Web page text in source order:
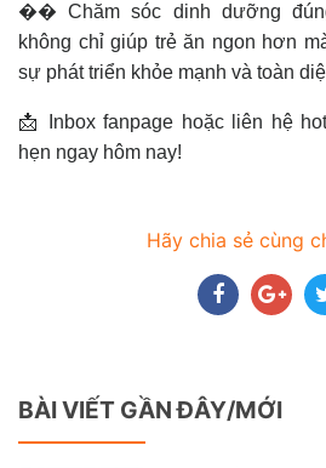
�� Chăm sóc dinh dưỡng
không chỉ giúp trẻ ăn ngon hơn
sự phát triển khỏe mạnh và toàn
📩 Inbox fanpage hoặc liên hệ
hẹn ngay hôm nay!
Hãy chia sẻ cùng
BÀI VIẾT GẦN ĐÂY/MỚI